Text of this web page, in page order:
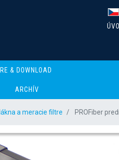
& DOWNLOAD
ARCHÍV
a meracie filtre PROFiber